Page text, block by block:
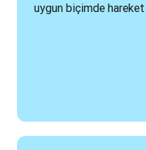
uygun biçimde hareket